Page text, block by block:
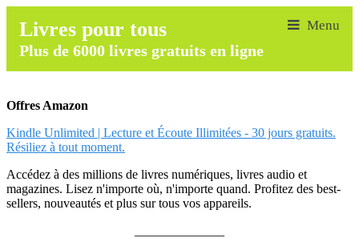
Livres pour tous
Plus de 6000 livres gratuits en ligne
Offres Amazon
Kindle Unlimited | Lecture et Écoute Illimitées - 30 jours gratuits.
Résiliez à tout moment.
Accédez à des millions de livres numériques, livres audio et
magazines. Lisez n'importe où, n'importe quand. Profitez des best-
sellers, nouveautés et plus sur tous vos appareils.